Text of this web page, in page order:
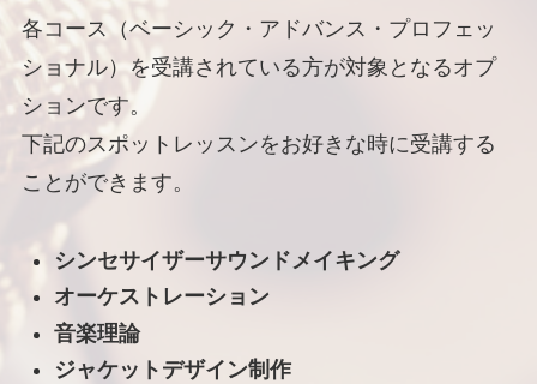
各コース（ベーシック・アドバンス・プロフェッ
ショナル）を受講されている方が対象となるオプ
ションです。
下記のスポットレッスンをお好きな時に受講する
ことができます。
シンセサイザーサウンドメイキング
オーケストレーション
音楽理論
ジャケットデザイン制作